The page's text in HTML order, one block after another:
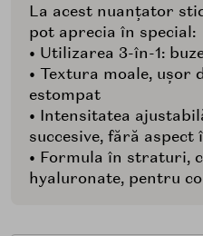
La acest nuanțator
pot aprecia în special:
• Utilizarea 3-în-1:
• Textura moale, ușor
estompat
• Intensitatea
succesive, fără aspect
• Formula în straturi,
hyaluronate, pentru